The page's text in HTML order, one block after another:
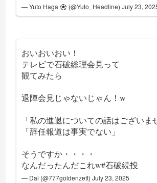
— Yuto Haga (@Yuto_Headline) July 23,
おいおいおい！
テレビで石破総理会見って
観てみたら
退陣会見じゃないじゃん！w
「私の進退についての話はございま
「辞任報道は事実でない」
そうですか・・・・
なんだったんだこれw#石破続投
— Dai (@777goldenzett)July 23, 2025